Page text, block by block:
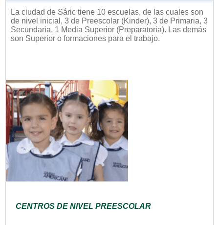
La ciudad de Sáric tiene 10 escuelas, de las cuales son
de nivel inicial, 3 de Preescolar (Kinder), 3 de Primaria, 3
Secundaria, 1 Media Superior (Preparatoria). Las demás
son Superior o formaciones para el trabajo.
CENTROS DE NIVEL PREESCOLAR